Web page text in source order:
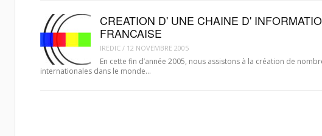
CREATION D' UNE CHAINE D'
FRANCAISE
IREDIC/ 12 NOVEMBRE 2005
En cette fin d’année 2005, nous assistons à la création de
internationales dans le monde…